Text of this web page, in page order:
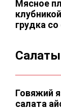
Мясное
грудка
Салаты
Говяжий
салата